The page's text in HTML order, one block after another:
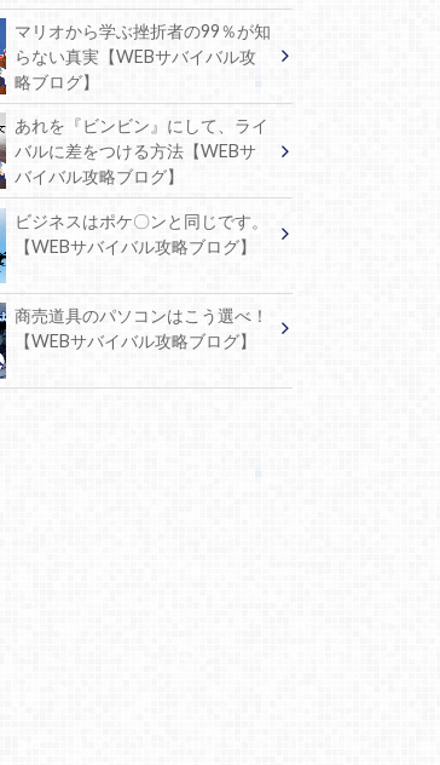
マリオから学ぶ挫折者の99％が知
らない真実【WEBサバイバル攻
略ブログ】
あれを『ビンビン』にして、ライ
バルに差をつける方法【WEBサ
バイバル攻略ブログ】
ビジネスはポケ〇ンと同じです。
【WEBサバイバル攻略ブログ】
商売道具のパソコンはこう選べ！
【WEBサバイバル攻略ブログ】